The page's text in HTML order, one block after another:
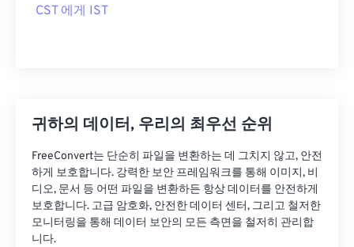
CST 에게 IST
귀하의 데이터, 우리의 최우선 순위
FreeConvert는 단순히 파일을 변환하는 데 그치지 않고, 안전
하게 보호합니다. 강력한 보안 프레임워크를 통해 이미지, 비
디오, 문서 등 어떤 파일을 변환하든 항상 데이터를 안전하게
보호합니다. 고급 암호화, 안전한 데이터 센터, 그리고 철저한
모니터링을 통해 데이터 보안의 모든 측면을 철저히 관리합
니다.